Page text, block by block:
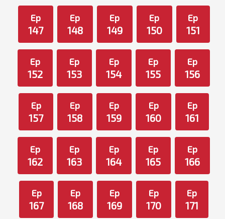
Ep
147
Ep
148
Ep
149
Ep
150
Ep
151
Ep
152
Ep
153
Ep
154
Ep
155
Ep
156
Ep
157
Ep
158
Ep
159
Ep
160
Ep
161
Ep
162
Ep
163
Ep
164
Ep
165
Ep
166
Ep
167
Ep
168
Ep
169
Ep
170
Ep
171